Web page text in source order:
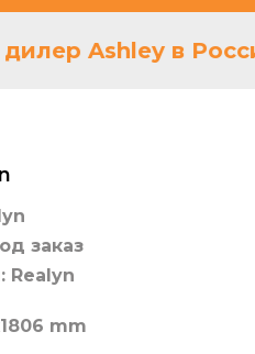
Ashley в России
заказ
Realyn
mm